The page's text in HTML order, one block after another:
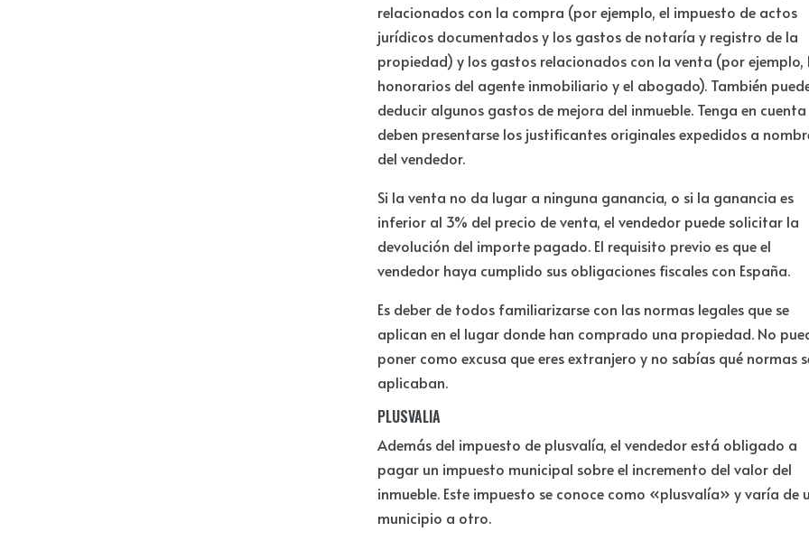
relacionados con la compra (por ejemplo, el impuesto de actos
jurídicos documentados y los gastos de notaría y registro de la
propiedad) y los gastos relacionados con la venta (por ejemplo,
honorarios del agente inmobiliario y el abogado). También
deducir algunos gastos de mejora del inmueble. Tenga en
deben presentarse los justificantes originales expedidos a
del vendedor.
Si la venta no da lugar a ninguna ganancia, o si la ganancia es
inferior al 3% del precio de venta, el vendedor puede solicitar la
devolución del importe pagado. El requisito previo es que el
vendedor haya cumplido sus obligaciones fiscales con España.
Es deber de todos familiarizarse con las normas legales que se
aplican en el lugar donde han comprado una propiedad. No
poner como excusa que eres extranjero y no sabías qué normas
aplicaban.
PLUSVALIA
Además del impuesto de plusvalía, el vendedor está obligado a
pagar un impuesto municipal sobre el incremento del valor del
inmueble. Este impuesto se conoce como «plusvalía» y varía de
municipio a otro.